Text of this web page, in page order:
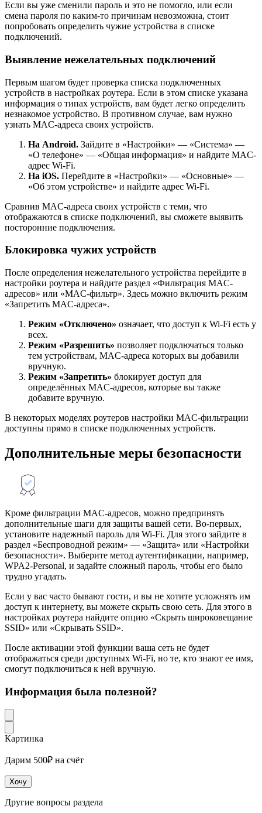
Если вы уже сменили пароль и это не помогло, или если
смена пароля по каким-то причинам невозможна, стоит
попробовать определить чужие устройства в списке
подключений.
Выявление нежелательных подключений
Первым шагом будет проверка списка подключенных
устройств в настройках роутера. Если в этом списке указана
информация о типах устройств, вам будет легко определить
незнакомое устройство. В противном случае, вам нужно
узнать MAC-адреса своих устройств.
На Android. Зайдите в «Настройки» — «Система» —
«О телефоне» — «Общая информация» и найдите MAC-
адрес Wi-Fi.
На iOS. Перейдите в «Настройки» — «Основные» —
«Об этом устройстве» и найдите адрес Wi-Fi.
Сравнив MAC-адреса своих устройств с теми, что
отображаются в списке подключений, вы сможете выявить
посторонние подключения.
Блокировка чужих устройств
После определения нежелательного устройства перейдите в
настройки роутера и найдите раздел «Фильтрация MAC-
адресов» или «MAC-фильтр». Здесь можно включить режим
«Запретить MAC-адреса».
Режим «Отключено» означает, что доступ к Wi-Fi есть у
всех.
Режим «Разрешить» позволяет подключаться только
тем устройствам, MAC-адреса которых вы добавили
вручную.
Режим «Запретить» блокирует доступ для
определённых MAC-адресов, которые вы также
добавите вручную.
В некоторых моделях роутеров настройки MAC-фильтрации
доступны прямо в списке подключенных устройств.
Дополнительные меры безопасности
Кроме фильтрации MAC-адресов, можно предпринять
дополнительные шаги для защиты вашей сети. Во-первых,
установите надежный пароль для Wi-Fi. Для этого зайдите в
раздел «Беспроводной режим» — «Защита» или «Настройки
безопасности». Выберите метод аутентификации, например,
WPA2-Personal, и задайте сложный пароль, чтобы его было
трудно угадать.
Если у вас часто бывают гости, и вы не хотите усложнять им
доступ к интернету, вы можете скрыть свою сеть. Для этого в
настройках роутера найдите опцию «Скрыть широковещание
SSID» или «Скрывать SSID».
После активации этой функции ваша сеть не будет
отображаться среди доступных Wi-Fi, но те, кто знают ее имя,
смогут подключиться к ней вручную.
Информация была полезной?
Картинка
Дарим 500₽ на счёт
Хочу
Другие вопросы раздела